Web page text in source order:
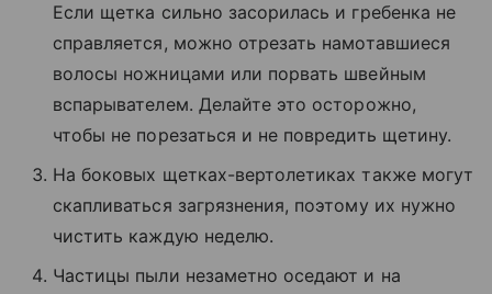
Если щетка сильно засорилась и гребенка не
справляется, можно отрезать намотавшиеся
волосы ножницами или порвать швейным
вспарывателем. Делайте это осторожно,
чтобы не порезаться и не повредить щетину.
На боковых щетках-вертолетиках также могут
скапливаться загрязнения, поэтому их нужно
чистить каждую неделю.
Частицы пыли незаметно оседают и на